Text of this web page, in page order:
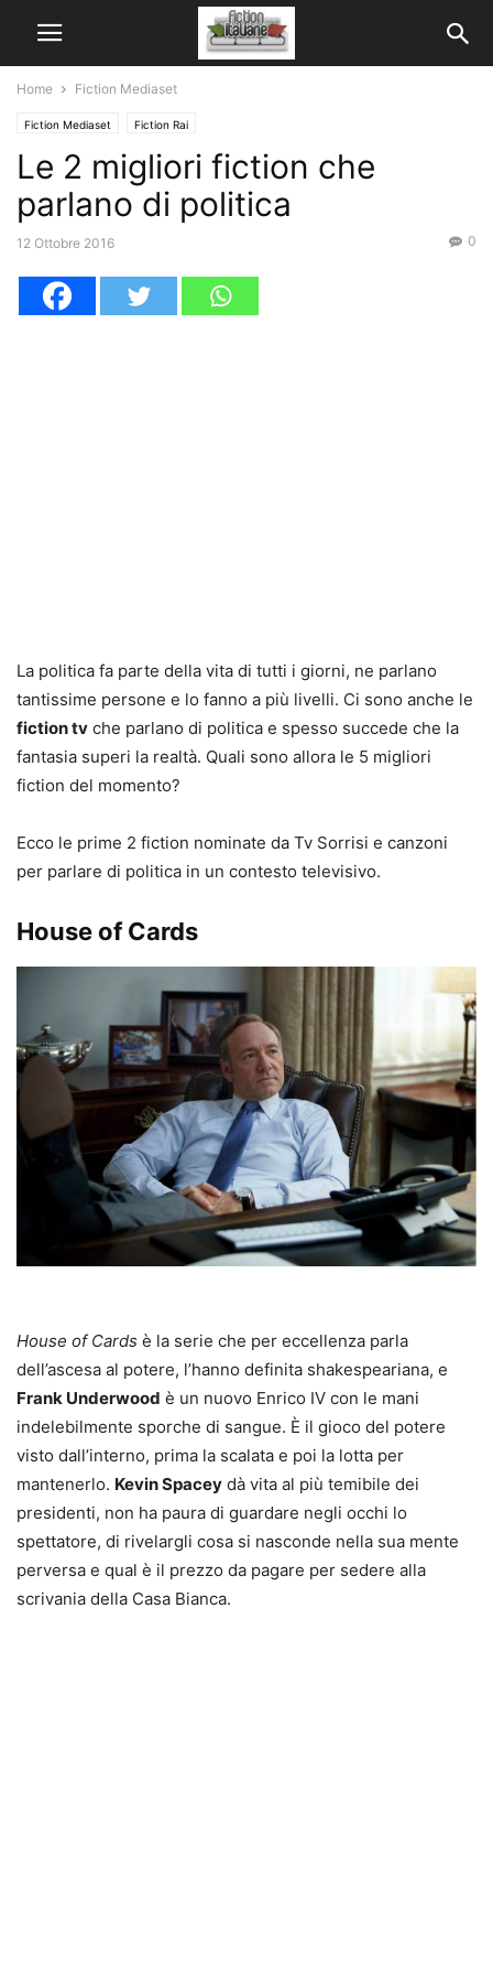
Home Fiction Mediaset
Fiction Mediaset Fiction Rai
Le 2 migliori fiction che
parlano di politica
12 Ottobre 2016 0
La politica fa parte della vita di tutti i giorni, ne parlano
tantissime persone e lo fanno a più livelli. Ci sono anche le
fiction tv che parlano di politica e spesso succede che la
fantasia superi la realtà. Quali sono allora le 5 migliori
fiction del momento?
Ecco le prime 2 fiction nominate da Tv Sorrisi e canzoni
per parlare di politica in un contesto televisivo.
House of Cards
House of Cards è la serie che per eccellenza parla
dell’ascesa al potere, l’hanno definita shakespeariana, e
Frank Underwood è un nuovo Enrico IV con le mani
indelebilmente sporche di sangue. È il gioco del potere
visto dall’interno, prima la scalata e poi la lotta per
mantenerlo. Kevin Spacey dà vita al più temibile dei
presidenti, non ha paura di guardare negli occhi lo
spettatore, di rivelargli cosa si nasconde nella sua mente
perversa e qual è il prezzo da pagare per sedere alla
scrivania della Casa Bianca.